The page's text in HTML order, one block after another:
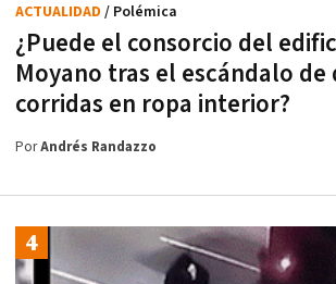
¿Puede el consorcio del
Moyano tras el escándalo de
corridas en ropa interior?
ACTUALIDAD / Polémica
PorAndrés Randazzo